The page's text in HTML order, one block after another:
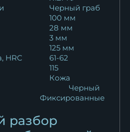
Черный граб
100 мм
28 мм
3 мм
125 мм
HRC
61-62
115
Кожа
Черный
Фиксированные
разбор